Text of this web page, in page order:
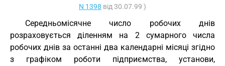
N 1398 від 30.07.99 )
Середньомісячне число робочих днів
розраховується діленням на 2 сумарного числа
робочих днів за останні два календарні місяці згідно
з графіком роботи підприємства, установи,